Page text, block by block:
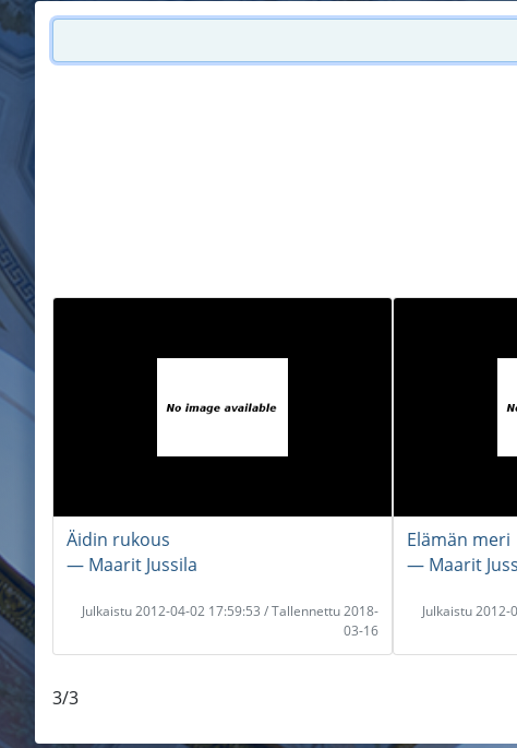
Äidin rukous
― Maarit Jussila
Julkaistu 2012-04-02 17:59:53 / Tallennettu 2018-
03-16
Elämän meri
― Maarit
Julkaistu
3/3